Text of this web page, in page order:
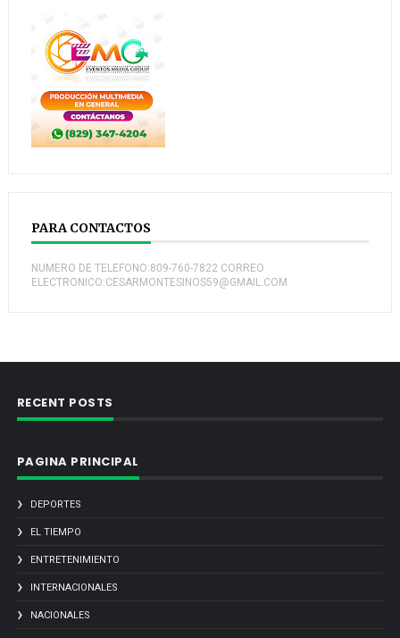
PARA CONTACTOS
NUMERO DE TELEFONO:809-760-7822 CORREO
ELECTRONICO:CESARMONTESINOS59@GMAIL.COM
RECENT POSTS
PAGINA PRINCIPAL
DEPORTES
EL TIEMPO
ENTRETENIMIENTO
INTERNACIONALES
NACIONALES